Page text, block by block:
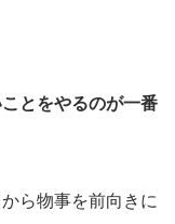
とをやるのが一番
ら物事を前向きに